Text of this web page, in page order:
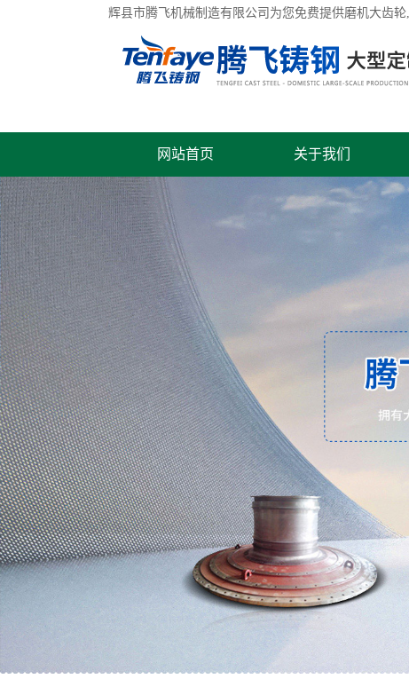
辉县市腾飞机械制造有限公司为您免费提供磨机大齿轮
网站首页 关于我们